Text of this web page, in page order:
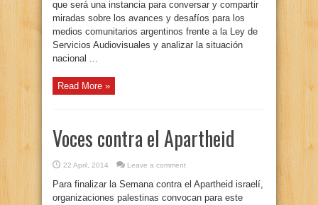
que será una instancia para conversar y compartir
miradas sobre los avances y desafíos para los
medios comunitarios argentinos frente a la Ley de
Servicios Audiovisuales y analizar la situación
nacional ...
Read More »
Voces contra el Apartheid
22 April, 2014 Leave a comment
Para finalizar la Semana contra el Apartheid israelí,
organizaciones palestinas convocan para este